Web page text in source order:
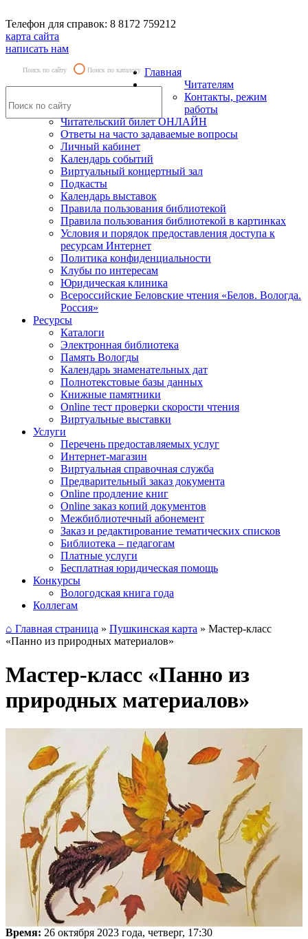
Телефон для справок: 8 8172 759212
карта сайта
написать нам
Поиск по сайту Поиск по каталогу Главная
Читателям
Контакты, режим
работы
Читательский билет ОНЛАЙН
Ответы на часто задаваемые вопросы
Личный кабинет
Календарь событий
Виртуальный концертный зал
Подкасты
Календарь выставок
Правила пользования библиотекой
Правила пользования библиотекой в картинках
Условия и порядок предоставления доступа к
ресурсам Интернет
Политика конфиденциальности
Клубы по интересам
Юридическая клиника
Всероссийские Беловские чтения «Белов. Вологда.
Россия»
Ресурсы
Каталоги
Электронная библиотека
Память Вологды
Календарь знаменательных дат
Полнотекстовые базы данных
Книжные памятники
Online тест проверки скорости чтения
Виртуальные выставки
Услуги
Перечень предоставляемых услуг
Интернет-магазин
Виртуальная справочная служба
Предварительный заказ документа
Online продление книг
Online заказ копий документов
Межбиблиотечный абонемент
Заказ и редактирование тематических списков
Библиотека – педагогам
Платные услуги
Бесплатная юридическая помощь
Конкурсы
Вологодская книга года
Коллегам
⌂ Главная страница » Пушкинская карта » Мастер-класс
«Панно из природных материалов»
Мастер-класс «Панно из
природных материалов»
Время: 26 октября 2023 года, четверг, 17:30